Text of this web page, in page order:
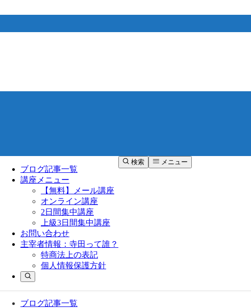
ブログ記事一覧
講座メニュー
【無料】メール講座
オンライン講座
2日間集中講座
上級3日間集中講座
お問い合わせ
主宰者情報：寺田って誰？
特商法上の表記
個人情報保護方針
検索 メニュー
ブログ記事一覧